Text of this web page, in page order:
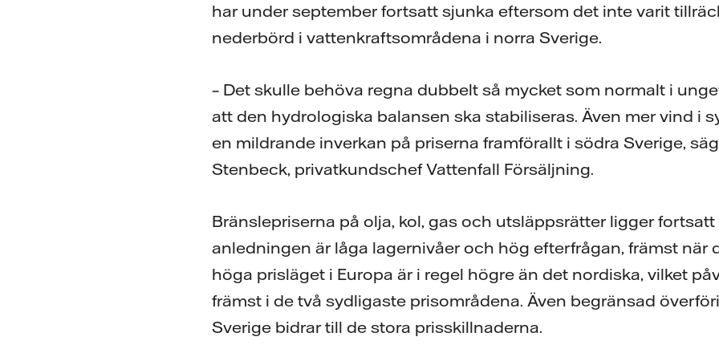
har under september fortsatt sjunka eftersom det inte varit
nederbörd i vattenkraftsområdena i norra Sverige.
– Det skulle behöva regna dubbelt så mycket som normalt i
att den hydrologiska balansen ska stabiliseras. Även mer vind i
en mildrande inverkan på priserna framförallt i södra Sverige,
Stenbeck, privatkundschef Vattenfall Försäljning.
Bränslepriserna på olja, kol, gas och utsläppsrätter ligger
anledningen är låga lagernivåer och hög efterfrågan, främst när
höga prisläget i Europa är i regel högre än det nordiska, vilket
främst i de två sydligaste prisområdena. Även begränsad
Sverige bidrar till de stora prisskillnaderna.